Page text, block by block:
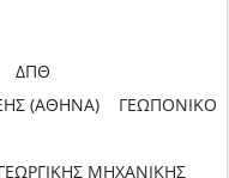
ΔΠΘ
(ΑΘΗΝΑ) ΓΕΩΠΟΝΙΚΟ
ΜΗΧΑΝΙΚΗΣ